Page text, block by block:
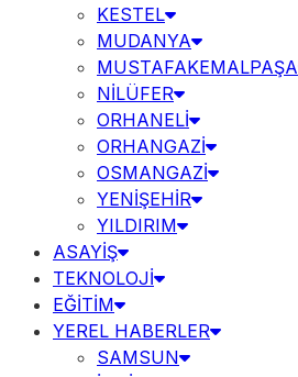
KESTEL
MUDANYA
MUSTAFAKEMALPAŞA
NİLÜFER
ORHANELİ
ORHANGAZİ
OSMANGAZİ
YENİŞEHİR
YILDIRIM
ASAYİŞ
TEKNOLOJİ
EĞİTİM
YEREL HABERLER
SAMSUN